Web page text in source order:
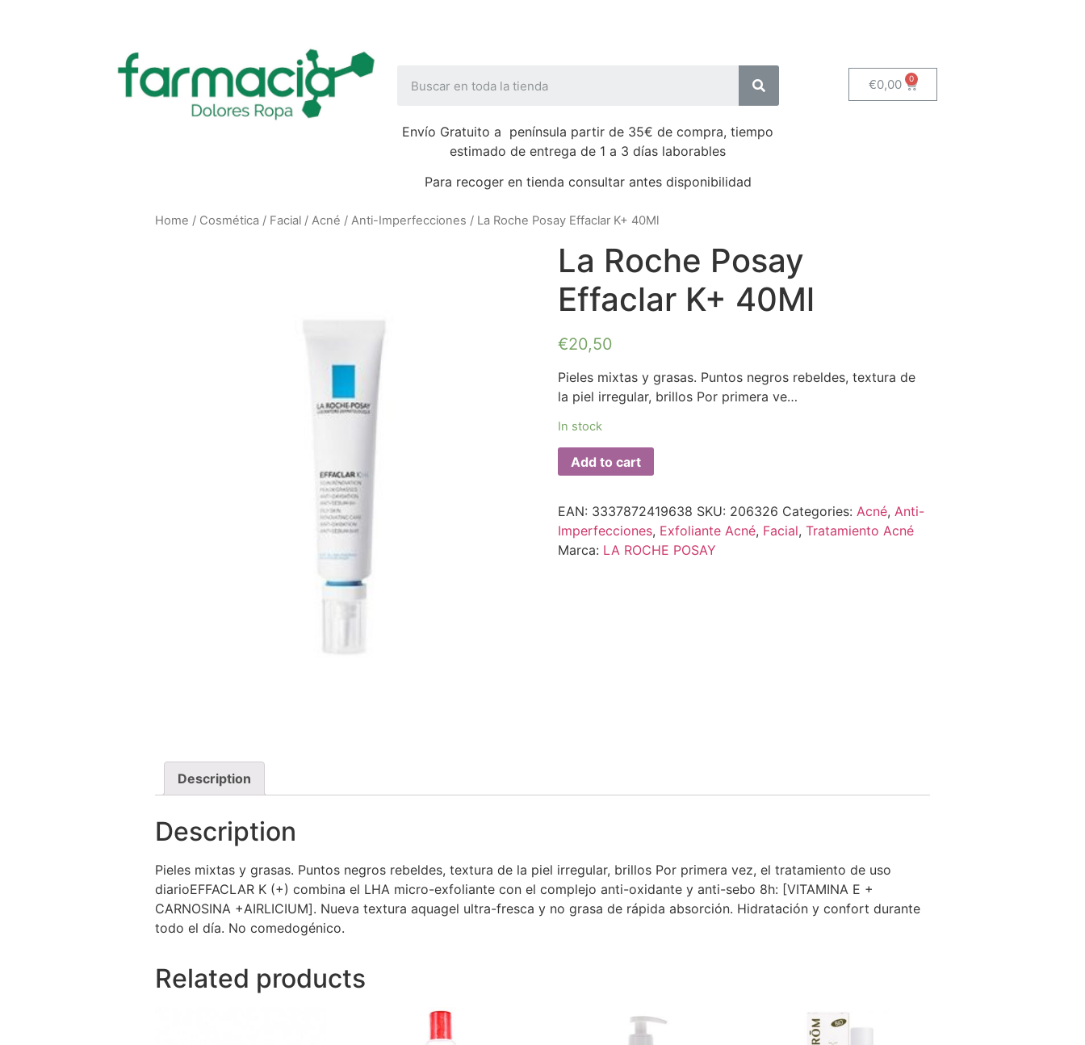
Envío Gratuito a península partir de 35€ de compra, tiempo
estimado de entrega de 1 a 3 días laborables
Para recoger en tienda consultar antes disponibilidad
€0,00
Home / Cosmética / Facial / Acné / Anti-Imperfecciones / La Roche Posay Effaclar K+ 40Ml
La Roche Posay
Effaclar K+ 40Ml
€20,50
Pieles mixtas y grasas. Puntos negros rebeldes, textura de
la piel irregular, brillos Por primera ve…
In stock
Add to cart
EAN: 3337872419638 SKU: 206326 Categories:Acné,Anti-
Imperfecciones, Exfoliante Acné, Facial,Tratamiento Acné
Marca: LA ROCHE POSAY
Description
Description
Pieles mixtas y grasas. Puntos negros rebeldes, textura de la piel irregular, brillos Por primera vez, el tratamiento de uso
diarioEFFACLAR K (+) combina el LHA micro-exfoliante con el complejo anti-oxidante y anti-sebo 8h: [VITAMINA E +
CARNOSINA +AIRLICIUM]. Nueva textura aquagel ultra-fresca y no grasa de rápida absorción. Hidratación y confort durante
todo el día. No comedogénico.
Related products